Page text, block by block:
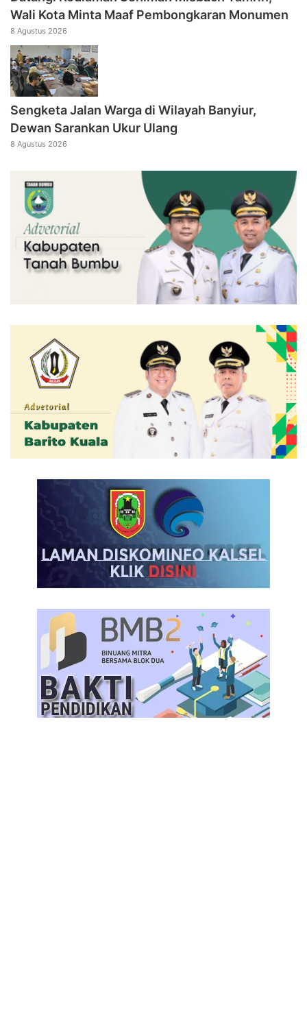
Wali Kota Minta Maaf Pembongkaran Monumen
8 Agustus 2026
Sengketa Jalan Warga di Wilayah Banyiur,
Dewan Sarankan Ukur Ulang
8 Agustus 2026